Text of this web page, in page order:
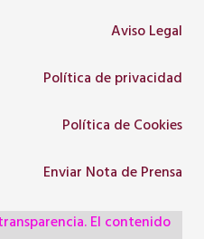
Aviso Legal
Política de privacidad
Política de Cookies
Enviar Nota de Prensa
El contenido